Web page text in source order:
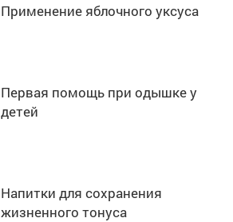
Применение яблочного уксуса
Первая помощь при одышке у
детей
Напитки для сохранения
жизненного тонуса